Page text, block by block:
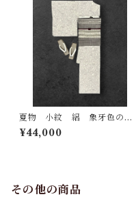
夏物 小紋 絽 象牙色の
地 葡萄茶色 菖蒲科の植
物 総柄 裄丈 67.5㎝ K718
¥44,000
その他の商品